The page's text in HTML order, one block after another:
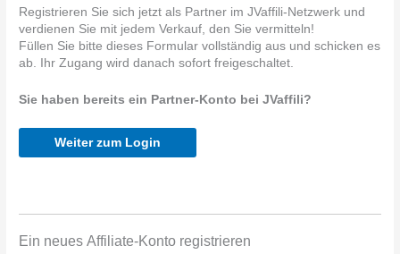
Registrieren Sie sich jetzt als Partner im JVaffili-Netzwerk und
verdienen Sie mit jedem Verkauf, den Sie vermitteln!
Füllen Sie bitte dieses Formular vollständig aus und schicken es
ab. Ihr Zugang wird danach sofort freigeschaltet.
Sie haben bereits ein Partner-Konto bei JVaffili?
Weiter zum Login
Ein neues Affiliate-Konto registrieren